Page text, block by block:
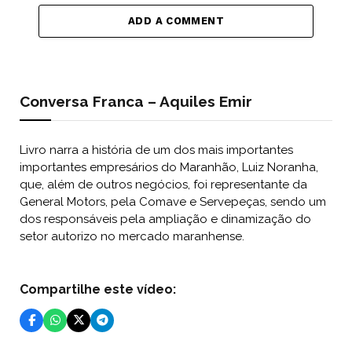
ADD A COMMENT
Conversa Franca – Aquiles Emir
Livro narra a história de um dos mais importantes
importantes empresários do Maranhão, Luiz Noranha,
que, além de outros negócios, foi representante da
General Motors, pela Comave e Servepeças, sendo um
dos responsáveis pela ampliação e dinamização do
setor autorizo no mercado maranhense.
Compartilhe este vídeo: